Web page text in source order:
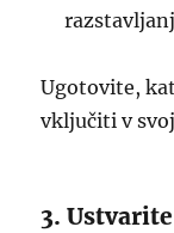
Ugotovite,
vključiti v
3.